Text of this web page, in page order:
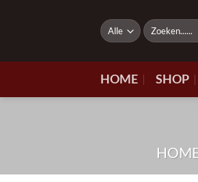
Zoeken
naar:
HOME SHOP